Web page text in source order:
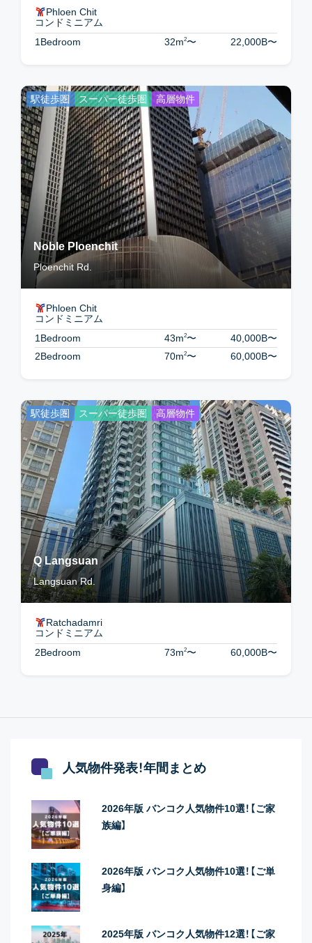
Phloen Chit
コンドミニアム
1Bedroom
32m2〜 22,000B〜
駅徒歩圏 スーパー徒歩圏 高層物件
Noble Ploenchit
Ploenchit Rd.
Phloen Chit
コンドミニアム
1Bedroom
43m2〜 40,000B〜
2Bedroom
70m2〜 60,000B〜
駅徒歩圏 スーパー徒歩圏 高層物件
Q Langsuan
Langsuan Rd.
Ratchadamri
コンドミニアム
2Bedroom
73m2〜 60,000B〜
人気物件発表！年間まとめ
2026年版 バンコク人気物件10選！【ご家
族編】
2026年版 バンコク人気物件10選！【ご単
身編】
2025年版 バンコク人気物件12選！【ご家